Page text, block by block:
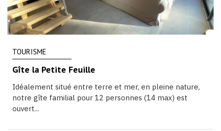
TOURISME
Gîte la Petite Feuille
Idéalement situé entre terre et mer, en pleine nature,
notre gîte familial pour 12 personnes (14 max) est
ouvert...